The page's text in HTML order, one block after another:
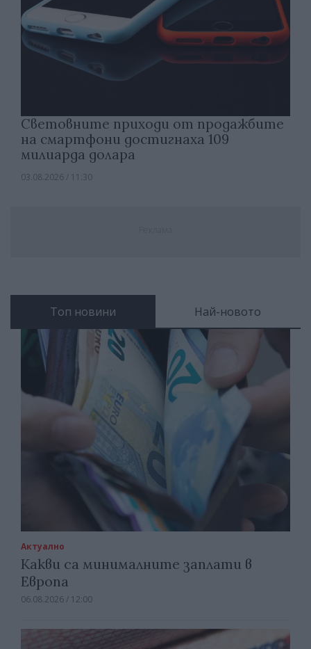
Световните приходи от продажбите
на смартфони достигнаха 109
милиарда долара
03.08.2026 / 11:30
Топ новини Най-новото
Актуално
Какви са минималните заплати в
Европа
06.08.2026 / 12:00